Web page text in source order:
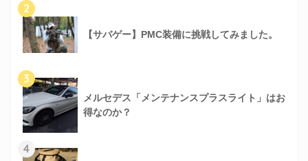
2
【サバゲー】PMC装備に挑戦してみました。
3
メルセデス「メンテナンスプラスライト」はお
得なのか？
4